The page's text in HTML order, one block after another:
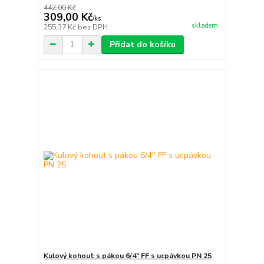
442,00 Kč
309,00 Kč/ks
255,37 Kč bez DPH skladem
Přidat do košíku
Kulový kohout s pákou 6/4" FF s ucpávkou PN 25